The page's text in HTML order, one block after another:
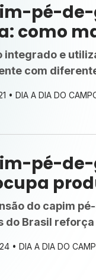
pé-
como
da
integrado e
com
• DIA A DIA DO
pé-
do capim
do Brasil
pré e pós-
• DIA A DIA DO